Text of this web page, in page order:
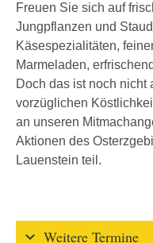
Freuen Sie sich auf
Jungpflanzen und
Käsespezialitäten,
Marmeladen,
Doch das ist noch nicht
vorzüglichen
an unseren
Aktionen des
Lauenstein teil.
Weitere Termine